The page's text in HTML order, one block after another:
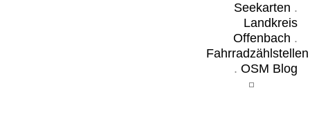
Seekarten .
Landkreis
Offenbach .
Fahrradzählstellen
. OSM Blog